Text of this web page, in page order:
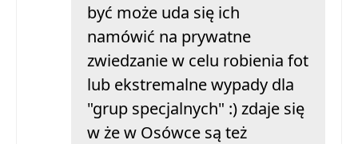
być może uda się ich
namówić na prywatne
zwiedzanie w celu robienia fot
lub ekstremalne wypady dla
"grup specjalnych" :) zdaje się
w że w Osówce są też